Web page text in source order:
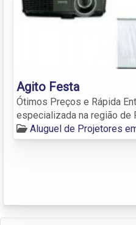
Agito Festa
Ótimos Preços e Rápida
especializada na região de
Aluguel de Projetores